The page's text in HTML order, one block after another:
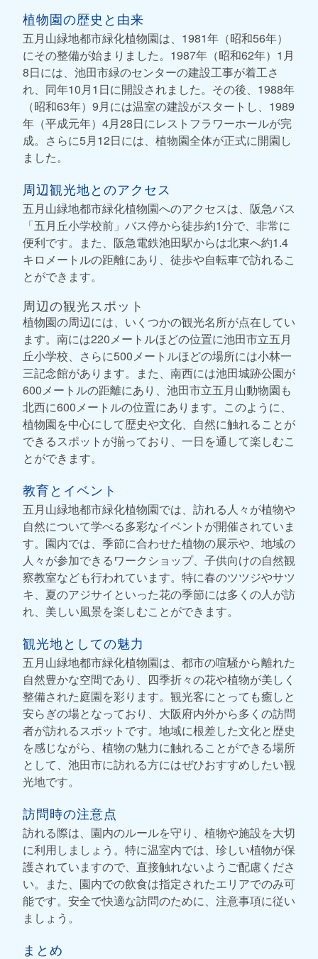
植物園の歴史と由来
五月山緑地都市緑化植物園は、1981年（昭和56年）
にその整備が始まりました。1987年（昭和62年）1月
8日には、池田市緑のセンターの建設工事が着工さ
れ、同年10月1日に開設されました。その後、1988年
（昭和63年）9月には温室の建設がスタートし、1989
年（平成元年）4月28日にレストフラワーホールが完
成。さらに5月12日には、植物園全体が正式に開園し
ました。
周辺観光地とのアクセス
五月山緑地都市緑化植物園へのアクセスは、阪急バス
「五月丘小学校前」バス停から徒歩約1分で、非常に
便利です。また、阪急電鉄池田駅からは北東へ約1.4
キロメートルの距離にあり、徒歩や自転車で訪れるこ
とができます。
周辺の観光スポット
植物園の周辺には、いくつかの観光名所が点在してい
ます。南には220メートルほどの位置に池田市立五月
丘小学校、さらに500メートルほどの場所には小林一
三記念館があります。また、南西には池田城跡公園が
600メートルの距離にあり、池田市立五月山動物園も
北西に600メートルの位置にあります。このように、
植物園を中心にして歴史や文化、自然に触れることが
できるスポットが揃っており、一日を通して楽しむこ
とができます。
教育とイベント
五月山緑地都市緑化植物園では、訪れる人々が植物や
自然について学べる多彩なイベントが開催されていま
す。園内では、季節に合わせた植物の展示や、地域の
人々が参加できるワークショップ、子供向けの自然観
察教室なども行われています。特に春のツツジやサツ
キ、夏のアジサイといった花の季節には多くの人が訪
れ、美しい風景を楽しむことができます。
観光地としての魅力
五月山緑地都市緑化植物園は、都市の喧騒から離れた
自然豊かな空間であり、四季折々の花や植物が美しく
整備された庭園を彩ります。観光客にとっても癒しと
安らぎの場となっており、大阪府内外から多くの訪問
者が訪れるスポットです。地域に根差した文化と歴史
を感じながら、植物の魅力に触れることができる場所
として、池田市に訪れる方にはぜひおすすめしたい観
光地です。
訪問時の注意点
訪れる際は、園内のルールを守り、植物や施設を大切
に利用しましょう。特に温室内では、珍しい植物が保
護されていますので、直接触れないようご配慮くださ
い。また、園内での飲食は指定されたエリアでのみ可
能です。安全で快適な訪問のために、注意事項に従い
ましょう。
まとめ